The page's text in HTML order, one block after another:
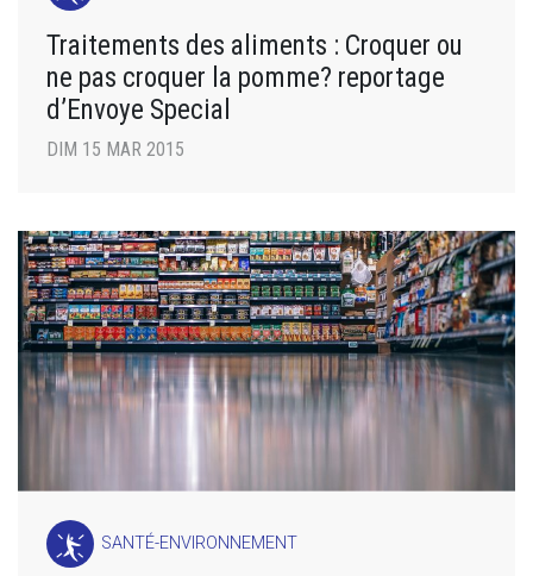
Traitements des aliments : Croquer ou
ne pas croquer la pomme? reportage
d’Envoye Special
DIM 15 MAR 2015
SANTÉ-ENVIRONNEMENT